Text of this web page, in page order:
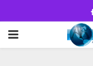
PRIMARY